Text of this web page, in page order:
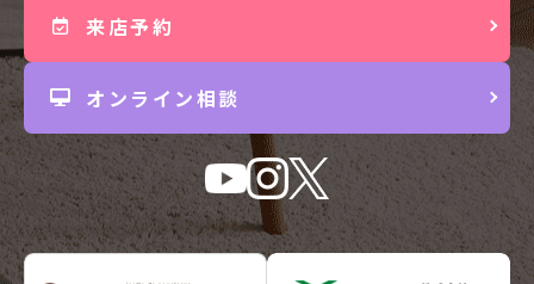
来店予約
オンライン相談